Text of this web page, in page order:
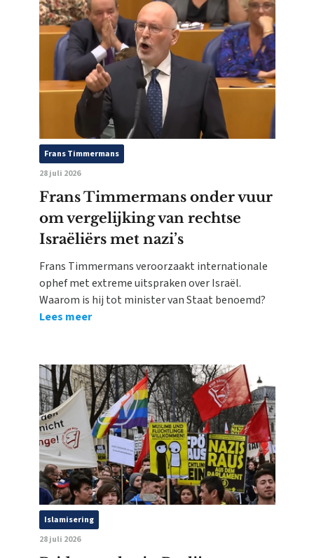
Frans Timmermans
28 juli 2026
Frans Timmermans onder vuur
om vergelijking van rechtse
Israëliërs met nazi’s
Frans Timmermans veroorzaakt internationale
ophef met extreme uitspraken over Israël.
Waarom is hij tot minister van Staat benoemd?
Lees meer
Islamisering
28 juli 2026